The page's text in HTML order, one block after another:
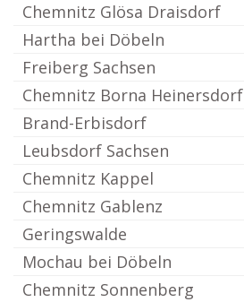
Chemnitz Glösa Draisdorf
Hartha bei Döbeln
Freiberg Sachsen
Chemnitz Borna Heinersdorf
Brand-Erbisdorf
Leubsdorf Sachsen
Chemnitz Kappel
Chemnitz Gablenz
Geringswalde
Mochau bei Döbeln
Chemnitz Sonnenberg